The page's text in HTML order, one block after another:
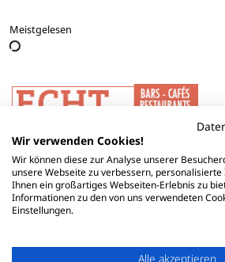
Meistgelesen
Wir verwenden Cookies!
Wir können diese zur Analyse unserer
unsere Webseite zu verbessern,
Ihnen ein großartiges Webseiten-Erlebnis zu
Informationen zu den von uns verwendeten
Einstellungen.
Alle akzeptieren